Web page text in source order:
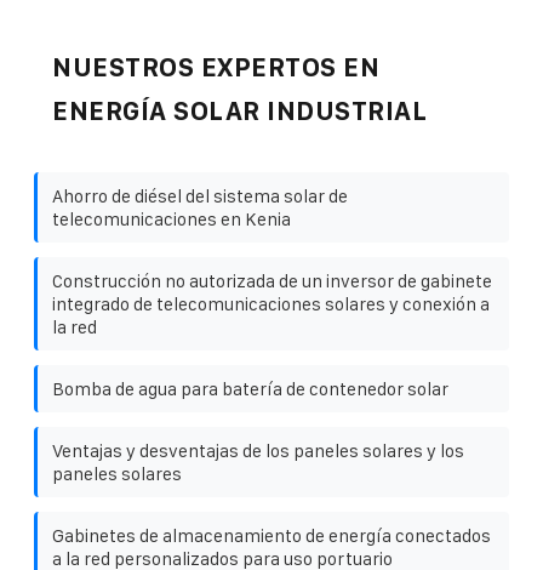
NUESTROS EXPERTOS EN
ENERGÍA SOLAR INDUSTRIAL
Ahorro de diésel del sistema solar de
telecomunicaciones en Kenia
Construcción no autorizada de un inversor de gabinete
integrado de telecomunicaciones solares y conexión a
la red
Bomba de agua para batería de contenedor solar
Ventajas y desventajas de los paneles solares y los
paneles solares
Gabinetes de almacenamiento de energía conectados
a la red personalizados para uso portuario